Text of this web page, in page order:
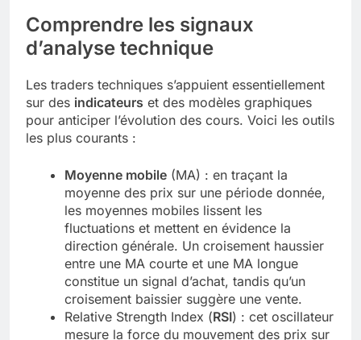
Comprendre les signaux
d’analyse technique
Les traders techniques s’appuient essentiellement
sur des indicateurs et des modèles graphiques
pour anticiper l’évolution des cours. Voici les outils
les plus courants :
Moyenne mobile (MA) : en traçant la
moyenne des prix sur une période donnée,
les moyennes mobiles lissent les
fluctuations et mettent en évidence la
direction générale. Un croisement haussier
entre une MA courte et une MA longue
constitue un signal d’achat, tandis qu’un
croisement baissier suggère une vente.
Relative Strength Index (RSI) : cet oscillateur
mesure la force du mouvement des prix sur